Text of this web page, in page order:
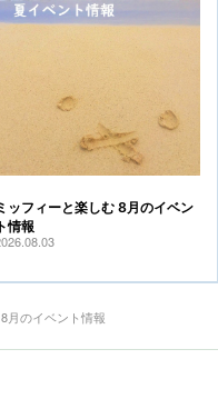
ッフィーと楽しむ 8月のイベン
ト情報
月のイベント情報